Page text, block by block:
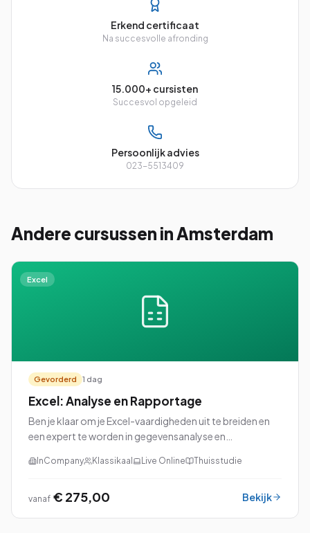
Erkend certificaat
Na succesvolle afronding
15.000+ cursisten
Succesvol opgeleid
Persoonlijk advies
023-5513409
Andere cursussen in Amsterdam
Excel
Gevorderd 1 dag
Excel: Analyse en Rapportage
Ben je klaar om je Excel-vaardigheden uit te breiden en
een expert te worden in gegevensanalyse en
Rapportage perfect voor jou!
InCompany Klassikaal Live Online Thuisstudie
vanaf € 275,00 Bekijk